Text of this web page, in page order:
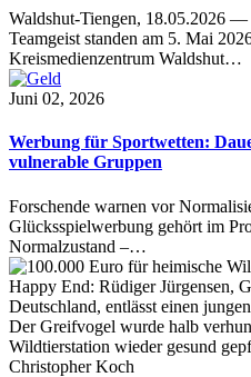
Waldshut-Tiengen, 18.05.2026
Teamgeist standen am 5. Mai
Kreismedienzentrum Waldshut…
Juni 02, 2026
Werbung für Sportwetten:
vulnerable Gruppen
Forschende warnen vor
Glücksspielwerbung gehört im
Normalzustand –…
Happy End: Rüdiger Jürgensen,
Deutschland, entlässt einen
Der Greifvogel wurde halb
Wildtierstation wieder gesund
Christopher Koch